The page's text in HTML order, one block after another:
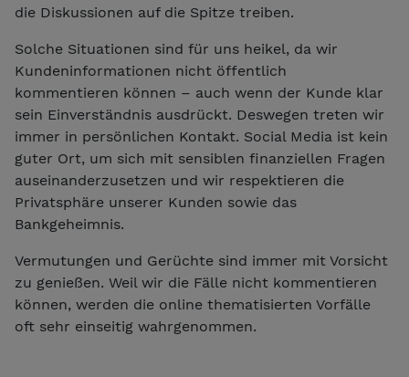
die Diskussionen auf die Spitze treiben.
Solche Situationen sind für uns heikel, da wir
Kundeninformationen nicht öffentlich
kommentieren können – auch wenn der Kunde klar
sein Einverständnis ausdrückt. Deswegen treten wir
immer in persönlichen Kontakt. Social Media ist kein
guter Ort, um sich mit sensiblen finanziellen Fragen
auseinanderzusetzen und wir respektieren die
Privatsphäre unserer Kunden sowie das
Bankgeheimnis.
Vermutungen und Gerüchte sind immer mit Vorsicht
zu genießen. Weil wir die Fälle nicht kommentieren
können, werden die online thematisierten Vorfälle
oft sehr einseitig wahrgenommen.